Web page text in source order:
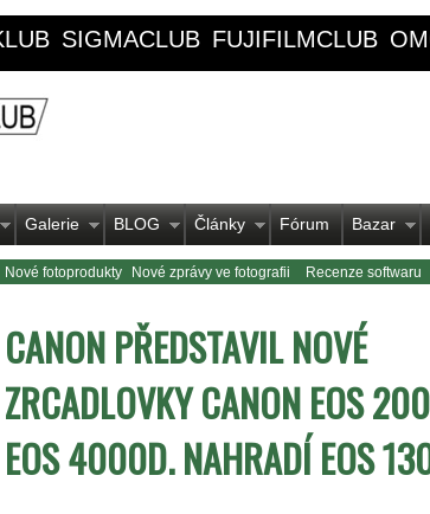
SIGMACLUB FUJIFILMCLUB
Galerie BLOG Články Fórum Bazar
Nové fotoprodukty Nové zprávy ve fotografii Recenze softwaru
CANON PŘEDSTAVIL NOVÉ
ZRCADLOVKY CANON EOS
EOS 4000D. NAHRADÍ EOS